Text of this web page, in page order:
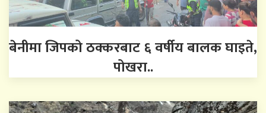
बेनीमा जिपको ठक्करबाट ६ वर्षीय बालक घाइते,
पोखरा..